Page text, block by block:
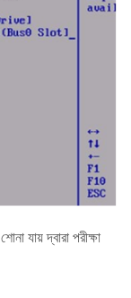
যায় দ্বারা পরীক্ষা